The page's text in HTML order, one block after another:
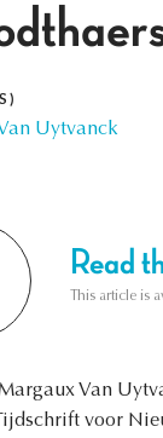
Uytvanck
Read
This article is
Van
voor